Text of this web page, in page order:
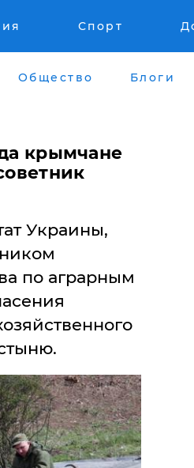
Спорт
Общество Блоги
крымчане
Украины,
по аграрным